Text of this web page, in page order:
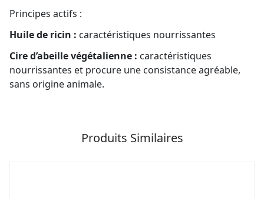
Principes actifs :
Huile de ricin : caractéristiques nourrissantes
Cire d’abeille végétalienne : caractéristiques
nourrissantes et procure une consistance agréable,
sans origine animale.
Produits Similaires